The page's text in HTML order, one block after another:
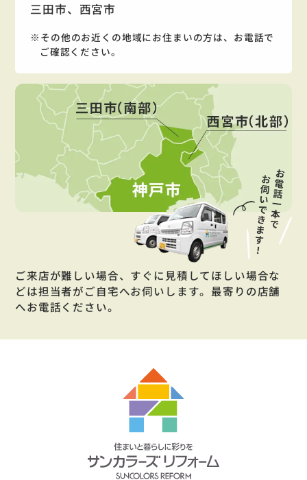
三田市、西宮市
その他のお近くの地域にお住まいの方は、お電話で
ご確認ください。
ご来店が難しい場合、すぐに見積してほしい場合な
どは担当者がご自宅へお伺いします。最寄りの店舗
へお電話ください。